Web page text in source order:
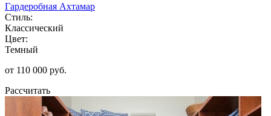
Гардеробная Ахтамар
Стиль:
Классический
Цвет:
Темный
от 110 000 руб.
Рассчитать